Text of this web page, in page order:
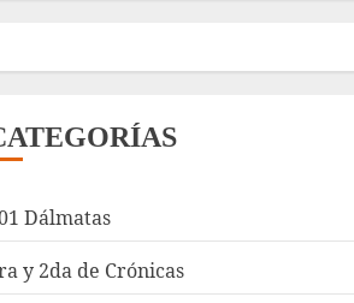
Dálmatas
y 2da de Crónicas